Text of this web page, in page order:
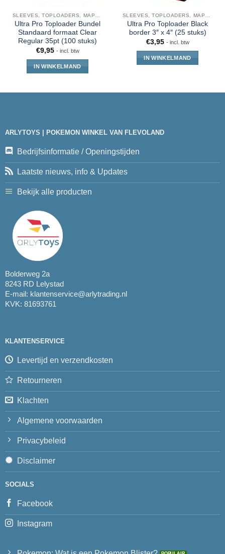
Ultra Pro Toploader Bundel
Standaard formaat Clear
Regular 35pt (100 stuks)
€9,95 - incl. btw
IN WINKELMAND
Ultra Pro Toploader Black
border 3″ x 4″ (25 stuks)
€3,95 - incl. btw
IN WINKELMAND
ARLYTOYS | POKEMON WINKEL VAN FLEVOLAND
Bedrijfsinformatie / Openingstijden
Laatste nieuws, info & Updates
Bekijk alle producten
Bolderweg 2a
8243 RD Lelystad
E-mail: klantenservice@arlytrading.nl
KVK: 81693761
KLANTENSERVICE
Levertijd en verzendkosten
Retourneren
Klachten
Algemene voorwaarden
Privacybeleid
Disclaimer
SOCIALS
Facebook
Instagram